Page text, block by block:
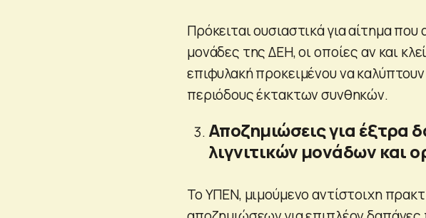
Πρόκειται ουσιαστικά για αίτημα που
μονάδες της ΔΕΗ, οι οποίες αν και
επιφυλακή προκειμένου να
περιόδους έκτακτων συνθηκών.
Αποζημιώσεις για έξτρα
λιγνιτικών μονάδων και
Το ΥΠΕΝ, μιμούμενο αντίστοιχη